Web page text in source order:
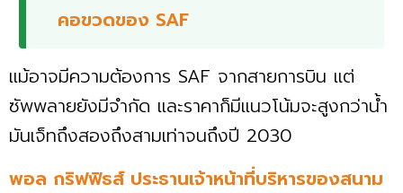
คอขวดของ SAF
แม้อาจมีความต้องการ SAF จากสายการบิน แต่
ซัพพลายยังมีจำกัด และราคาก็มีแนวโน้มจะสูงกว่าน้ำ
มันเจ็ทถึงสองถึงสามเท่าจนถึงปี 2030
พอล กริฟฟิธส์ ประธานเจ้าหน้าที่บริหารของสนาม